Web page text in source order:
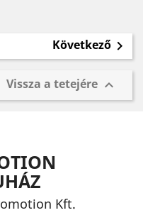
Következő 
Vissza a tetejére 
Kft.